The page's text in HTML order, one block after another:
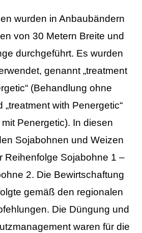
wurden in Anbaubändern
von 30 Metern Breite und
durchgeführt. Es wurden
genannt „treatment
(Behandlung ohne
„treatment with Penergetic“
Penergetic). In diesen
Sojabohnen und Weizen
Reihenfolge Sojabohne 1 –
2. Die Bewirtschaftung
gemäß den regionalen
Die Düngung und
waren für die